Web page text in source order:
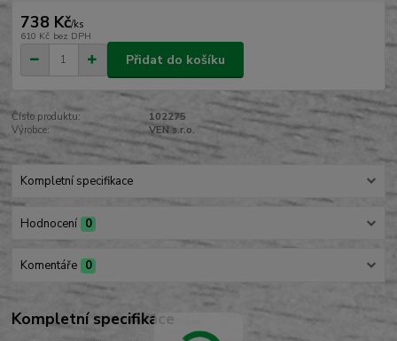
738 Kč/ks
610 Kč bez DPH
Přidat do košíku
Číslo produktu:
102275
Výrobce:
VEN s.r.o.
Kompletní specifikace
Hodnocení 0
Komentáře 0
Kompletní specifikace